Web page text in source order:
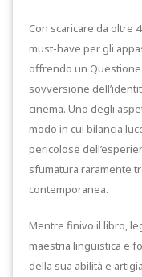
Con scaricare da oltre
must-have per gli
offrendo un
sovversione
cinema. Uno degli
modo in cui bilancia
pericolose
sfumatura raramente
contemporanea.
Mentre finivo il libro,
maestria linguistica e
della sua abilità e